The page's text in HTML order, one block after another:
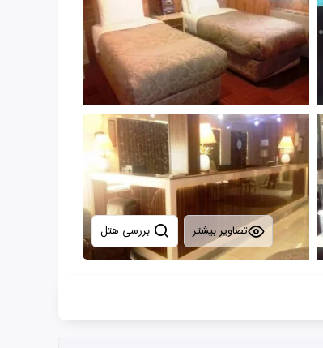
تصاویر بیشتر